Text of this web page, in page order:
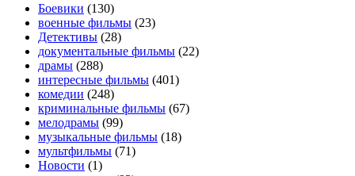
Боевики (130)
военные фильмы (23)
Детективы (28)
документальные фильмы (22)
драмы (288)
интересные фильмы (401)
комедии (248)
криминальные фильмы (67)
мелодрамы (99)
музыкальные фильмы (18)
мультфильмы (71)
Новости (1)